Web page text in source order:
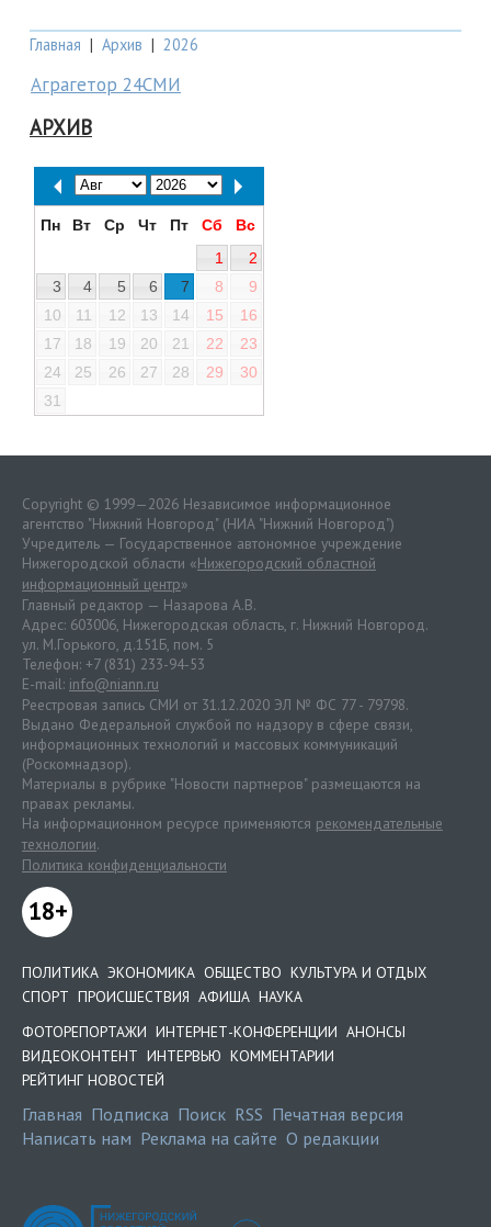
Главная | Архив | 2026
Аграгетор 24СМИ
АРХИВ
Пн Вт Ср Чт Пт Сб
Вс
1
2
3
4 5 6 7 8
9
10
11 12 13 14 15
16
17
18 19 20 21 22
23
24
25 26 27 28 29
30
31
Copyright © 1999—2026 Независимое информационное
агентство "Нижний Новгород" (НИА "Нижний Новгород")
Учредитель — Государственное автономное учреждение
Нижегородской области «Нижегородский областной
информационный центр»
Главный редактор — Назарова А.В.
Адрес: 603006, Нижегородская область, г. Нижний Новгород.
ул. М.Горького, д.151Б, пом. 5
Телефон: +7 (831) 233-94-53
E-mail: info@niann.ru
Реестровая запись СМИ от 31.12.2020 ЭЛ № ФС 77 - 79798.
Выдано Федеральной службой по надзору в сфере связи,
информационных технологий и массовых коммуникаций
(Роскомнадзор).
Материалы в рубрике "Новости партнеров" размещаются на
правах рекламы.
На информационном ресурсе применяются рекомендательные
технологии.
Политика конфиденциальности
18+
ПОЛИТИКА ЭКОНОМИКА ОБЩЕСТВО КУЛЬТУРА И ОТДЫХ
СПОРТ ПРОИСШЕСТВИЯ АФИША НАУКА
ФОТОРЕПОРТАЖИ ИНТЕРНЕТ-КОНФЕРЕНЦИИ АНОНСЫ
ВИДЕОКОНТЕНТ ИНТЕРВЬЮ КОММЕНТАРИИ
РЕЙТИНГ НОВОСТЕЙ
Главная Подписка Поиск RSS Печатная версия
Написать нам Реклама на сайте О редакции